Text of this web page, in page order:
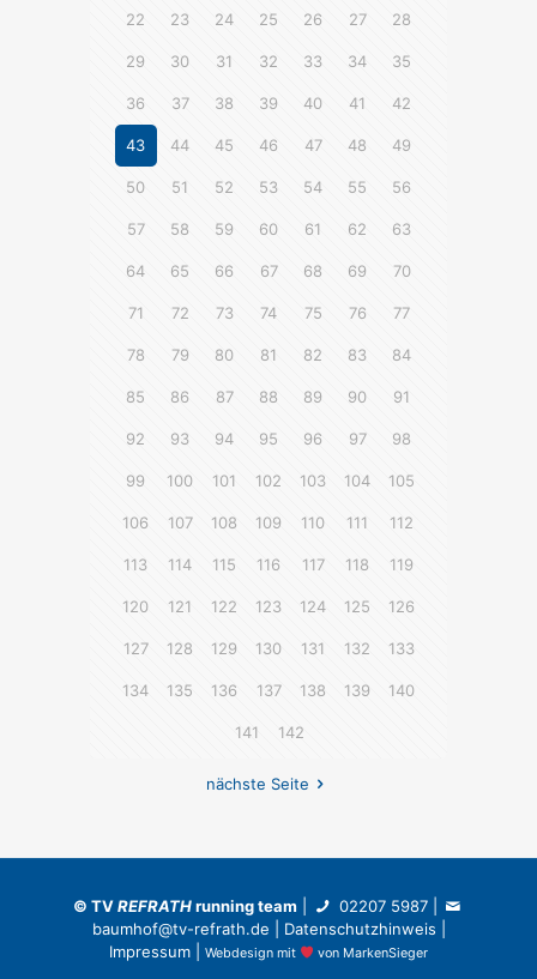
22 23 24 25 26 27 28
29 30 31 32 33 34 35
36 37 38 39 40 41 42
43 44 45 46 47 48 49
50 51 52 53 54 55 56
57 58 59 60 61 62 63
64 65 66 67 68 69 70
71 72 73 74 75 76 77
78 79 80 81 82 83 84
85 86 87 88 89 90 91
92 93 94 95 96 97 98
99 100 101 102 103 104 105
106 107 108 109 110 111 112
113 114 115 116 117 118 119
120 121 122 123 124 125 126
127 128 129 130 131 132 133
134 135 136 137 138 139 140
141 142
nächste Seite
©TVREFRATHrunning team 02207 5987|
baumhof@tv-refrath.de
Datenschutzhinweis
Impressum| Webdesignmit von MarkenSieger